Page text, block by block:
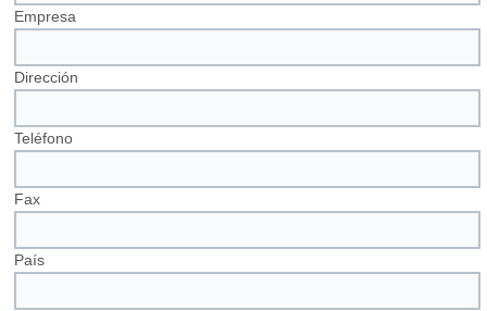
Empresa
Dirección
Teléfono
Fax
País